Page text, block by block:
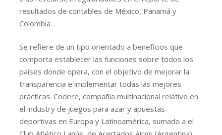
resultados de contables de México, Panamá y
Colombia.
Se refiere de un tipo orientado a beneficios que
comporta establecer las funciones sobre todos los
países donde opera, con el objetivo de mejorar la
transparencia e implementar todas las mejores
prácticas. Codere, compañía multinacional relativo en
el industry de juegos para azar y apuestas
deportivas en Europa y Latinoamérica, sumado a el